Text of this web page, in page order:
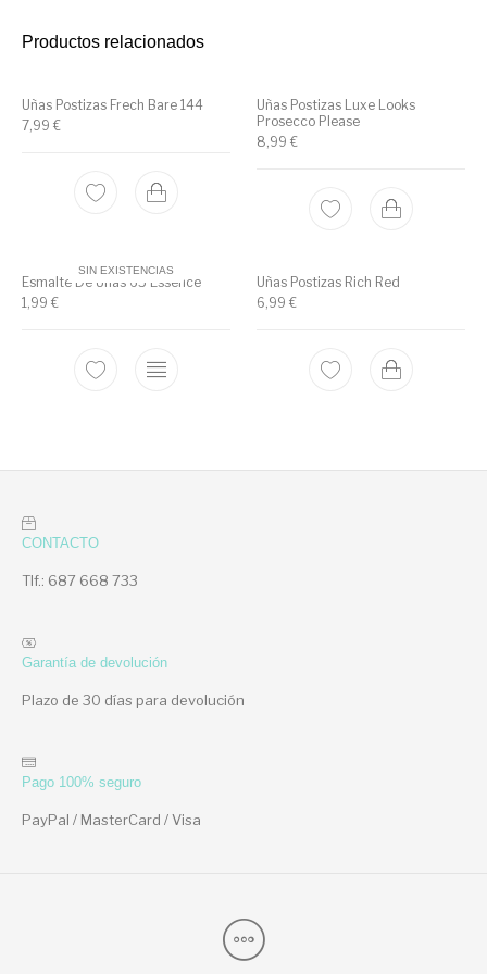
Productos relacionados
Uñas Postizas Frech Bare 144
7,99€
Uñas Postizas Luxe Looks
Prosecco Please
8,99 €
SIN EXISTENCIAS
Esmalte De Uñas 65 Essence
1,99€
Uñas Postizas Rich Red
6,99 €
CONTACTO
Tlf.: 687 668 733
Garantía de devolución
Plazo de 30 días para devolución
Pago 100% seguro
PayPal / MasterCard / Visa